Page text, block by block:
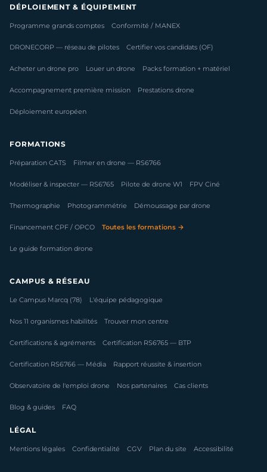
DÉPLOIEMENT & ÉQUIPEMENT
Programme grands comptes Conformité / MANEX
DRONECORP — réseau de pilotes Certifier vos candidats (OF)
Acheter un drone pro Louer un drone Packs formation + matériel
Accompagnement première mission Prestations drone
Déploiement européen
FORMATIONS
Préparation CATS Filmer en drone — RS6766
Modéliser & inspecter — RS6765 Pilote de drone W1 FPV Ciné
Thermographie Photogrammétrie Démoussage par drone
Financement CPF / OPCO Toutes les formations →
Le guide formation drone
CAMPUS & RÉSEAU
Le Campus Marcq (78) L'équipe pédagogique
Nos 11 organismes habilités Trouver mon centre
Certifications & agréments Certification RS6765 — BTP
Certification RS6766 — Média Rapport réussite & insertion
Observatoire de l'emploi drone Nos partenaires Cas clients
Blog & guides FAQ
LÉGAL
Mentions légales Confidentialité CGV Plan du site Accessibilité